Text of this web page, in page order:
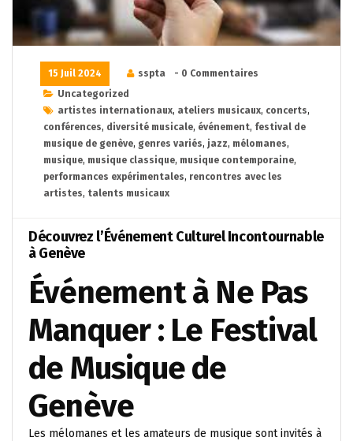
15 Juil 2024 sspta
- 0 Commentaires
Uncategorized
artistes internationaux, ateliers musicaux, concerts,
conférences, diversité musicale, événement, festival de
musique de genève, genres variés, jazz, mélomanes,
musique, musique classique, musique contemporaine,
performances expérimentales, rencontres avec les
artistes, talents musicaux
Découvrez l’Événement Culturel Incontournable
à Genève
Événement à Ne Pas
Manquer : Le Festival
de Musique de
Genève
Les mélomanes et les amateurs de musique sont invités à